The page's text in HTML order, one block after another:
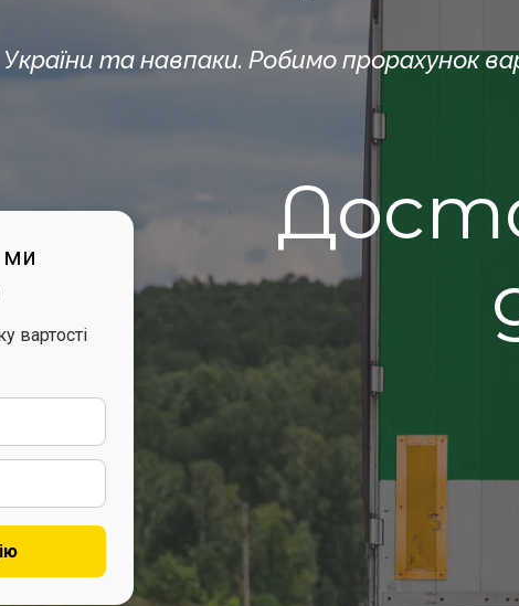
та навпаки. Робимо прорахунок
ми
вартості